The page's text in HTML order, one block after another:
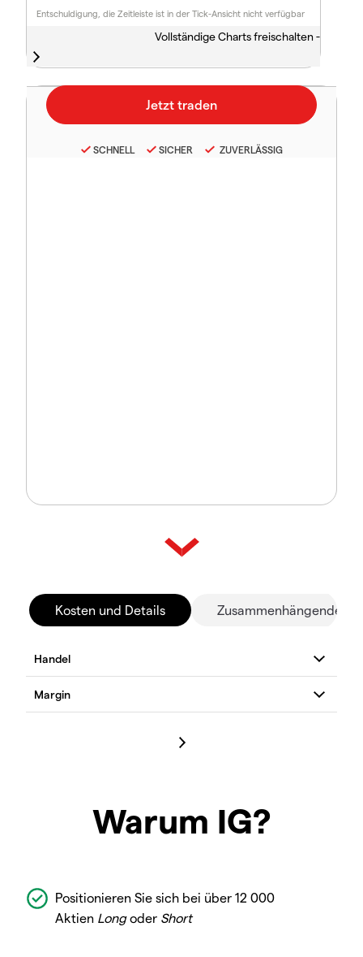
Entschuldigung, die Zeitleiste ist in der Tick-Ansicht nicht verfügbar
Vollständige Charts freischalten -
SCHNELL SICHER ZUVERLÄSSIG
Kosten und Details Zusammenhängende
Warum IG?
Positionieren Sie sich bei über 12 000
Aktien Longoder Short